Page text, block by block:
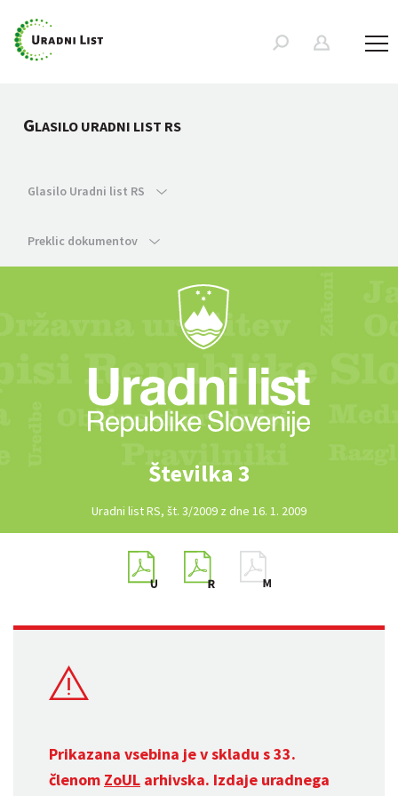
GLASILO URADNI LIST RS
Glasilo Uradni list RS
Preklic dokumentov
Številka 3
Uradni list RS, št. 3/2009 z dne 16. 1. 2009
Prikazana vsebina je v skladu s 33.
členom ZoUL arhivska. Izdaje uradnega